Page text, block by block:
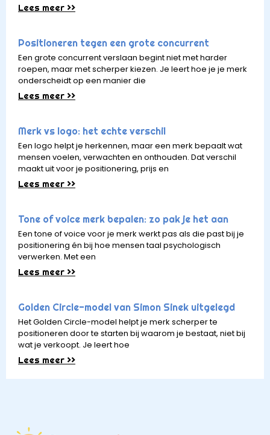
Lees meer >>
Positioneren tegen een grote concurrent
Een grote concurrent verslaan begint niet met harder
roepen, maar met scherper kiezen. Je leert hoe je je merk
onderscheidt op een manier die
Lees meer >>
Merk vs logo: het echte verschil
Een logo helpt je herkennen, maar een merk bepaalt wat
mensen voelen, verwachten en onthouden. Dat verschil
maakt uit voor je positionering, prijs en
Lees meer >>
Tone of voice merk bepalen: zo pak je het aan
Een tone of voice voor je merk werkt pas als die past bij je
positionering én bij hoe mensen taal psychologisch
verwerken. Met een
Lees meer >>
Golden Circle-model van Simon Sinek uitgelegd
Het Golden Circle-model helpt je merk scherper te
positioneren door te starten bij waarom je bestaat, niet bij
wat je verkoopt. Je leert hoe
Lees meer >>